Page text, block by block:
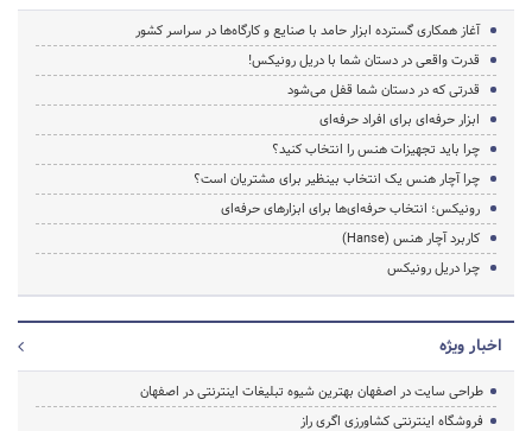
آغاز همکاری گسترده ابزار حامد با صنایع و کارگاه‌ها در سراسر کشور
قدرت واقعی در دستان شما با دریل رونیکس!
قدرتی که در دستان شما قفل می‌شود
ابزار حرفه‌ای برای افراد حرفه‌ای
چرا باید تجهیزات هنس را انتخاب کنید؟
چرا آچار هنس یک انتخاب بینظیر برای مشتریان است؟
رونیکس؛ انتخاب حرفه‌ای‌ها برای ابزارهای حرفه‌ای
کاربرد آچار هنس (Hanse)
چرا دریل رونیکس
اخبار ویژه
طراحی سایت در اصفهان بهترین شیوه تبلیغات اینترنتی در اصفهان
فروشگاه اینترنتی کشاورزی اگری راز